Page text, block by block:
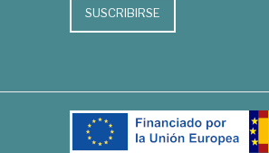
SUSCRIBIRSE